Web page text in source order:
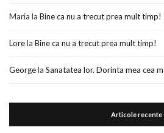
Maria la Bine ca nu a trecut prea mult timp!
Lorela Bine ca nu a trecut prea mult timp!
Georgela Sanatatea lor. Dorinta mea cea
Articole recente